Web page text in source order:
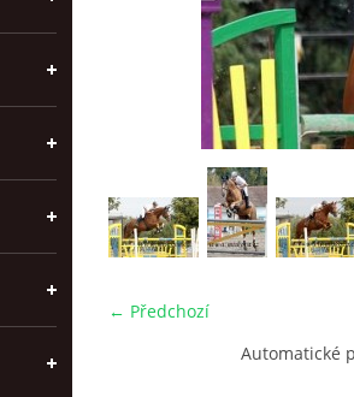
← Předchozí
Automatické